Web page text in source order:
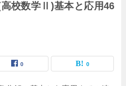
高校数学Ⅱ)基本と応用46
0 0